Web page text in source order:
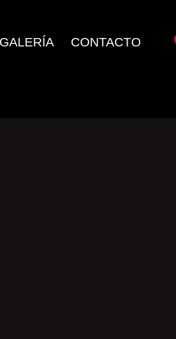
GALERÍA CONTACTO